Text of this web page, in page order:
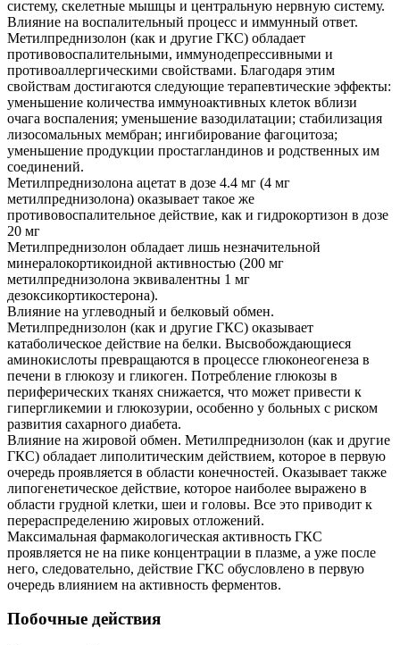
систему, скелетные мышцы и центральную нервную систему.
Влияние на воспалительный процесс и иммунный ответ.
Метилпреднизолон (как и другие ГКС) обладает
противовоспалительными, иммунодепрессивными и
противоаллергическими свойствами. Благодаря этим
свойствам достигаются следующие терапевтические эффекты:
уменьшение количества иммуноактивных клеток вблизи
очага воспаления; уменьшение вазодилатации; стабилизация
лизосомальных мембран; ингибирование фагоцитоза;
уменьшение продукции простагландинов и родственных им
соединений.
Метилпреднизолона ацетат в дозе 4.4 мг (4 мг
метилпреднизолона) оказывает такое же
противовоспалительное действие, как и гидрокортизон в дозе
20 мг
Метилпреднизолон обладает лишь незначительной
минералокортикоидной активностью (200 мг
метилпреднизолона эквивалентны 1 мг
дезоксикортикостерона).
Влияние на углеводный и белковый обмен.
Метилпреднизолон (как и другие ГКС) оказывает
катаболическое действие на белки. Высвобождающиеся
аминокислоты превращаются в процессе глюконеогенеза в
печени в глюкозу и гликоген. Потребление глюкозы в
периферических тканях снижается, что может привести к
гипергликемии и глюкозурии, особенно у больных с риском
развития сахарного диабета.
Влияние на жировой обмен. Метилпреднизолон (как и другие
ГКС) обладает липолитическим действием, которое в первую
очередь проявляется в области конечностей. Оказывает также
липогенетическое действие, которое наиболее выражено в
области грудной клетки, шеи и головы. Все это приводит к
перераспределению жировых отложений.
Максимальная фармакологическая активность ГКС
проявляется не на пике концентрации в плазме, а уже после
него, следовательно, действие ГКС обусловлено в первую
очередь влиянием на активность ферментов.
Побочные действия